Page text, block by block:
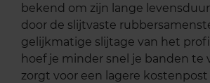
bekend om zijn lange
door de slijtvaste
gelijkmatige slijtage van het
hoef je minder snel je banden te
zorgt voor een lagere